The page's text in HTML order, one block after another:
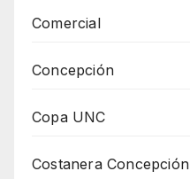
Comercial
Concepción
Copa UNC
Costanera Concepción